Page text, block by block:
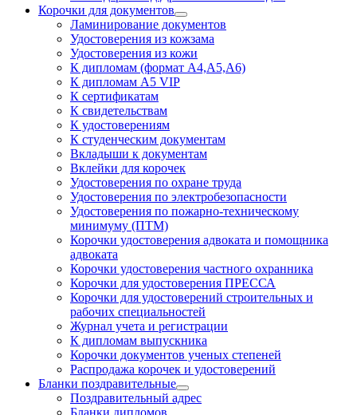
Корочки для документов
Ламинирование документов
Удостоверения из кожзама
Удостоверения из кожи
К дипломам (формат А4,А5,А6)
К дипломам А5 VIP
К сертификатам
К свидетельствам
К удостоверениям
К студенческим документам
Вкладыши к документам
Вклейки для корочек
Удостоверения по охране труда
Удостоверения по электробезопасности
Удостоверения по пожарно-техническому
минимуму (ПТМ)
Корочки удостоверения адвоката и помощника
адвоката
Корочки удостоверения частного охранника
Корочки для удостоверения ПРЕССА
Корочки для удостоверений строительных и
рабочих специальностей
Журнал учета и регистрации
К дипломам выпускника
Корочки документов ученых степеней
Распродажа корочек и удостоверений
Бланки поздравительные
Поздравительный адрес
Бланки дипломов